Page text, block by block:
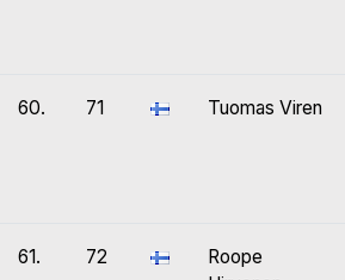
60. 71 Tuomas Viren
61. 72
Roope